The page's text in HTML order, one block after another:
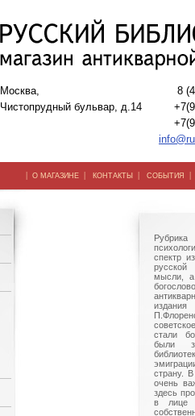
Москва,
Чистопрудный бульвар, д.14
8
| О МАГАЗИНЕ | КОНТАКТЫ | СОБЫТИЯ
спектр
русской
мысли, а
издания
стали
были
страну.
очень
здесь
в лице